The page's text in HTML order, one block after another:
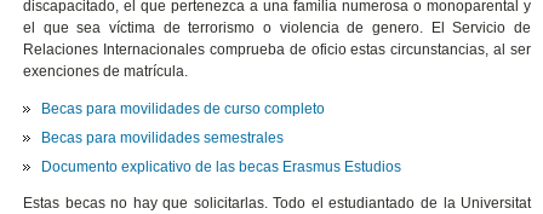
discapacitado, el que pertenezca a una familia numerosa o monoparental y
el que sea víctima de terrorismo o violencia de genero. El Servicio de
Relaciones Internacionales comprueba de oficio estas circunstancias, al ser
exenciones de matrícula.
Becas para movilidades de curso completo
Becas para movilidades semestrales
Documento explicativo de las becas Erasmus Estudios
Estas becas no hay que solicitarlas. Todo el estudiantado de la Universitat